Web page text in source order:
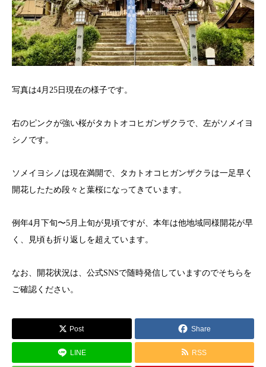
写真は4月25日現在の様子です。
右のピンクが強い桜がタカトオコヒガンザクラで、左がソメイヨ
シノです。
ソメイヨシノは現在満開で、タカトオコヒガンザクラは一足早く
開花したため段々と葉桜になってきています。
例年4月下旬〜5月上旬が見頃ですが、本年は他地域同様開花が早
く、見頃も折り返しを超えています。
なお、開花状況は、公式SNSで随時発信していますのでそちらを
ご確認ください。
Post Share
LINE RSS